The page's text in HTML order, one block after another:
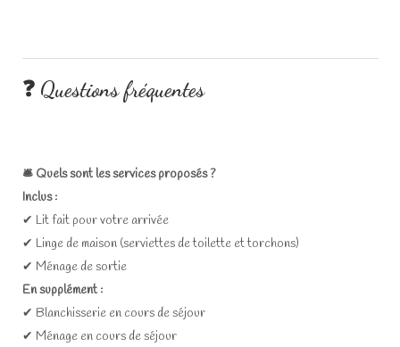
❓ Questions fréquentes
🛎️ Quels sont les services proposés ?
Inclus :
✔ Lit fait pour votre arrivée
✔ Linge de maison (serviettes de toilette et torchons)
✔ Ménage de sortie
En supplément :
✔ Blanchisserie en cours de séjour
✔ Ménage en cours de séjour